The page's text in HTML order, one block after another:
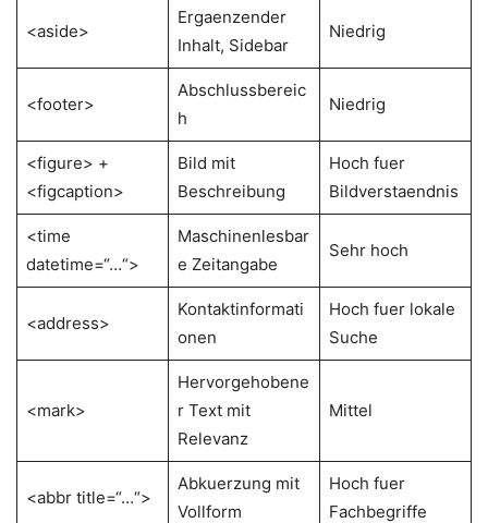
<aside>
Ergaenzender
Inhalt, Sidebar
Niedrig
<footer>
Abschlussbereic
h
Niedrig
<figure> +
<figcaption>
Bild mit
Beschreibung
Hoch fuer
Bildverstaendnis
<time
datetime=“…“>
Maschinenlesbar
e Zeitangabe
Sehr hoch
<address>
Kontaktinformati
onen
Hoch fuer lokale
Suche
<mark>
Hervorgehobene
r Text mit
Relevanz
Mittel
<abbr title=“…“>
Abkuerzung mit
Vollform
Hoch fuer
Fachbegriffe